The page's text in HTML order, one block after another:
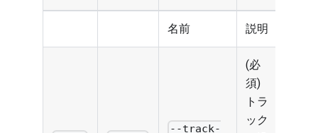
名前 説明
--track-
(必
須)
トラ
ック